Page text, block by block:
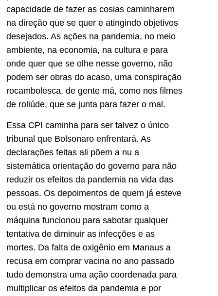
capacidade de fazer as cosias caminharem
na direção que se quer e atingindo objetivos
desejados. As ações na pandemia, no meio
ambiente, na economia, na cultura e para
onde quer que se olhe nesse governo, não
podem ser obras do acaso, uma conspiração
rocambolesca, de gente má, como nos filmes
de roliúde, que se junta para fazer o mal.
Essa CPI caminha para ser talvez o único
tribunal que Bolsonaro enfrentará. As
declarações feitas ali põem a nu a
sistemática orientação do governo para não
reduzir os efeitos da pandemia na vida das
pessoas. Os depoimentos de quem já esteve
ou está no governo mostram como a
máquina funcionou para sabotar qualquer
tentativa de diminuir as infecções e as
mortes. Da falta de oxigênio em Manaus a
recusa em comprar vacina no ano passado
tudo demonstra uma ação coordenada para
multiplicar os efeitos da pandemia e por